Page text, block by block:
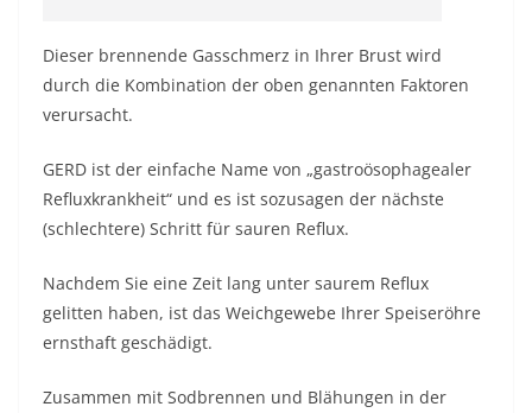
Dieser brennende Gasschmerz in Ihrer Brust wird
durch die Kombination der oben genannten Faktoren
verursacht.
GERD ist der einfache Name von „gastroösophagealer
Refluxkrankheit“ und es ist sozusagen der nächste
(schlechtere) Schritt für sauren Reflux.
Nachdem Sie eine Zeit lang unter saurem Reflux
gelitten haben, ist das Weichgewebe Ihrer Speiseröhre
ernsthaft geschädigt.
Zusammen mit Sodbrennen und Blähungen in der